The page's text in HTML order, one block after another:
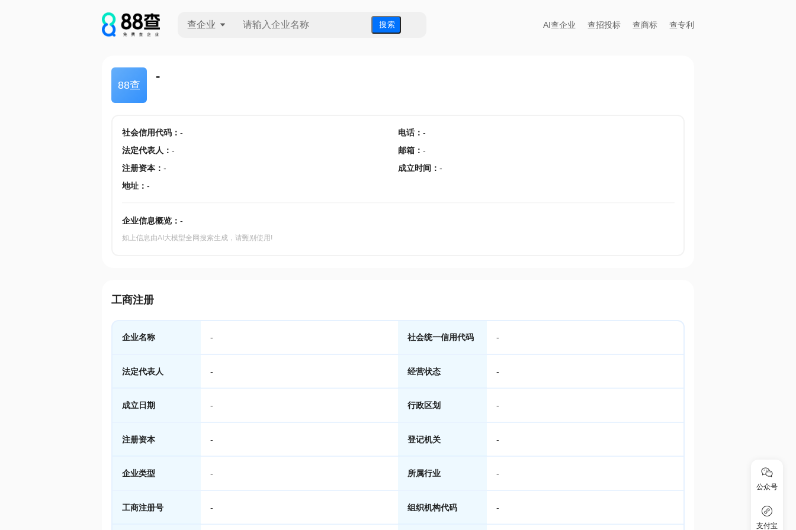
查企业 搜 索 AI查企业 查招投标 查商标 查专利
88查
-
社会信用代码： - 电话： -
法定代表人 ： - 邮箱 ： -
注册资本： - 成立时间 ： -
地址： -
企业信息概览： -
如上信息由AI大模型全网搜索生成，请甄别使用!
工商注册
企业名称 - 社会统一信用代码 -
法定代表人 - 经营状态 -
成立日期 - 行政区划 -
注册资本 - 登记机关 -
企业类型 - 所属行业 -
工商注册号 - 组织机构代码 -
公众号
支付宝